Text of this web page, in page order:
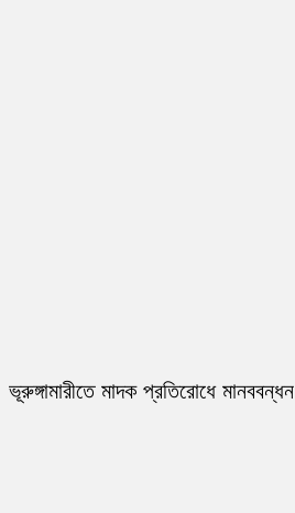
ভূরুঙ্গামারীতে মাদক প্রতিরোধে মানববন্ধন